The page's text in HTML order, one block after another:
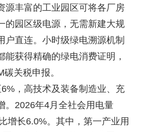
源丰富的工业园区可将各厂房
的园区级电源，无需新建大规
户直连。小时级绿电溯源机制
能获得精确的绿电消费证明，
关税申报。
，高技术及装备制造业、充
。2026年4月全社会用电量
增长6.0%。其中，第一产业用